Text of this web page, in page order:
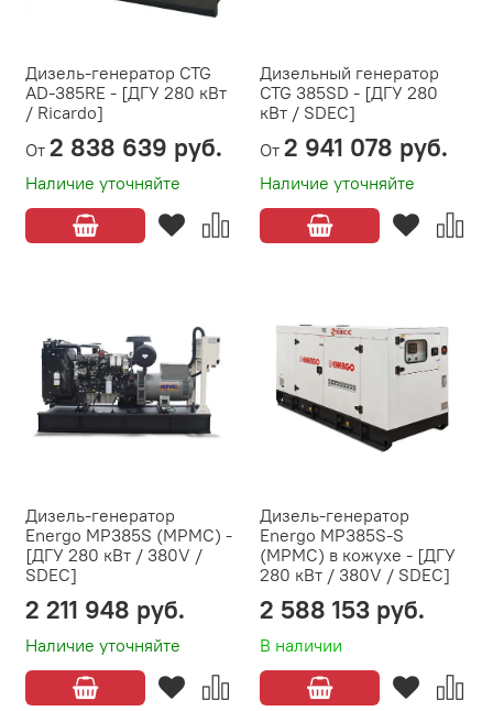
Дизель-генератор CTG
AD-385RE - [ДГУ 280 кВт
/ Ricardo]
Наличие уточняйте
От 2 838 639 руб.
Дизельный генератор
CTG 385SD - [ДГУ 280
кВт / SDEC]
Наличие уточняйте
От 2 941 078 руб.
Дизель-генератор
Energo MP385S (MPMC) -
[ДГУ 280 кВт / 380V /
SDEC]
Наличие уточняйте
2 211 948 руб.
Дизель-генератор
Energo MP385S-S
(MPMC) в кожухе - [ДГУ
280 кВт / 380V / SDEC]
В наличии
2 588 153 руб.